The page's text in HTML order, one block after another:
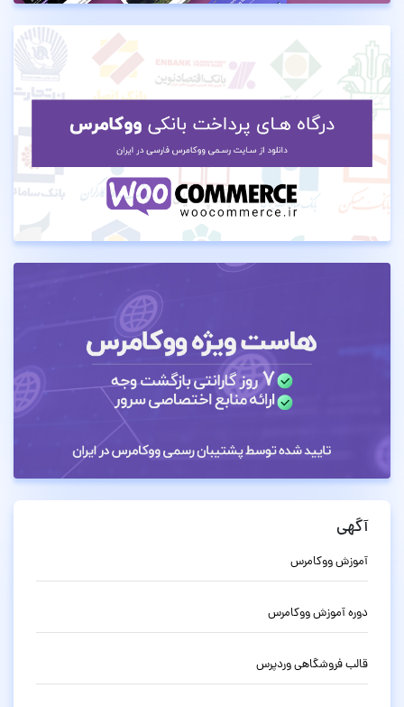
آگهی
آموزش ووکامرس
دوره آموزش ووکامرس
قالب فروشگاهی وردپرس